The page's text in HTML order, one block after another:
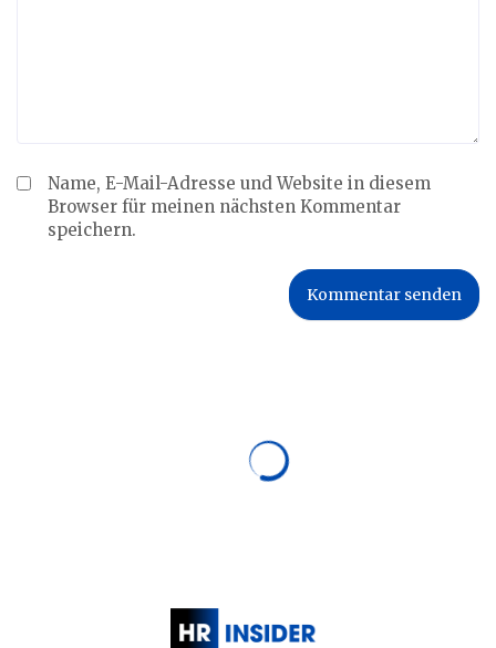
Name, E-Mail-Adresse und Website in diesem
Browser für meinen nächsten Kommentar
speichern.